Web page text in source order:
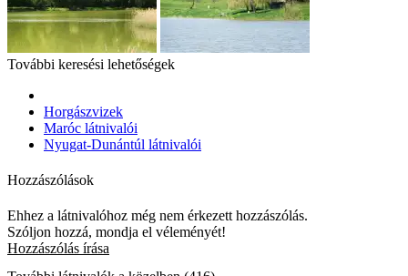
További keresési lehetőségek
Horgászvizek
Maróc látnivalói
Nyugat-Dunántúl látnivalói
Hozzászólások
Ehhez a látnivalóhoz még nem érkezett hozzászólás.
Szóljon hozzá, mondja el véleményét!
Hozzászólás írása